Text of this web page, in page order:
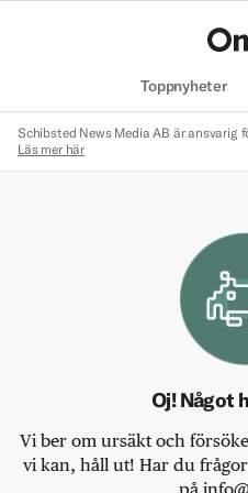
Toppnyheter
Schibsted News Media AB är ansvarig
Läs mer här
Oj! Något
Vi ber om ursäkt och
vi kan, håll ut! Har du